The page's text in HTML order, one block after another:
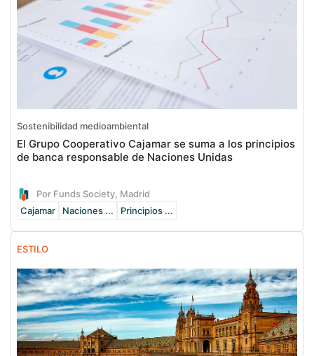
Sostenibilidad medioambiental
El Grupo Cooperativo Cajamar se suma a los principios
de banca responsable de Naciones Unidas
Por Funds Society, Madrid
Cajamar
Naciones ... Principios ...
ESTILO